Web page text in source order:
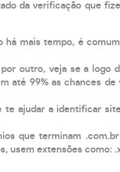
da verificação que
mais tempo, é
outro, veja se a logo
até 99% as chances
ajudar a identificar
que terminam
usem extensões como: